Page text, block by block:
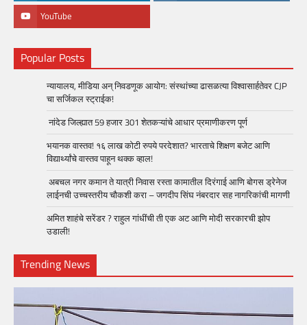
YouTube
Popular Posts
न्यायालय, मीडिया अन् निवडणूक आयोग: संस्थांच्या ढासळत्या विश्वासार्हतेवर CJP
चा सर्जिकल स्ट्राईक!
नांदेड जिल्ह्यात 59 हजार 301 शेतकऱ्यांचे आधार प्रमाणीकरण पूर्ण
भयानक वास्तव! १६ लाख कोटी रुपये परदेशात? भारताचे शिक्षण बजेट आणि
विद्यार्थ्यांचे वास्तव पाहून थक्क व्हाल!
अबचल नगर कमान ते यात्री निवास रस्ता कामातील दिरंगाई आणि बोगस ड्रेनेज
लाईनची उच्चस्तरीय चौकशी करा – जगदीप सिंघ नंबरदार सह नागरिकांची मागणी
अमित शाहंचे सरेंडर ? राहुल गांधींची ती एक अट आणि मोदी सरकारची झोप
उडाली!
Trending News